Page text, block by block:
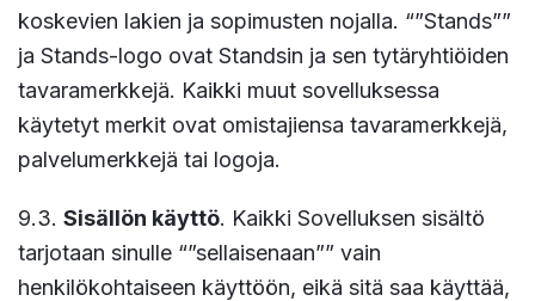
koskevien lakien ja sopimusten nojalla. “”Stands””
ja Stands-logo ovat Standsin ja sen tytäryhtiöiden
tavaramerkkejä. Kaikki muut sovelluksessa
käytetyt merkit ovat omistajiensa tavaramerkkejä,
palvelumerkkejä tai logoja.
9.3. Sisällön käyttö. Kaikki Sovelluksen sisältö
tarjotaan sinulle “”sellaisenaan”” vain
henkilökohtaiseen käyttöön, eikä sitä saa käyttää,